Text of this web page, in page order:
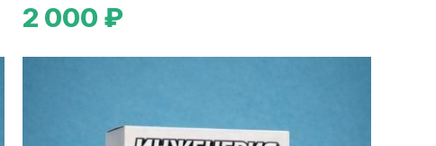
2 000 ₽